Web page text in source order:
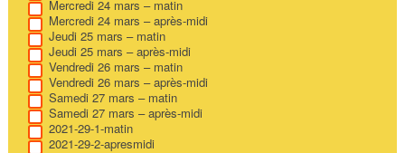
Mercredi 24 mars – matin
Mercredi 24 mars – après-midi
Jeudi 25 mars – matin
Jeudi 25 mars – après-midi
Vendredi 26 mars – matin
Vendredi 26 mars – après-midi
Samedi 27 mars – matin
Samedi 27 mars – après-midi
2021-29-1-matin
2021-29-2-apresmidi